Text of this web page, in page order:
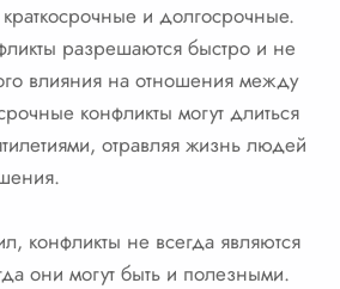
и долгосрочные.
разрешаются быстро и не
влияния на отношения между
конфликты могут длиться
отравляя жизнь людей
конфликты не всегда являются
они могут быть и полезными.